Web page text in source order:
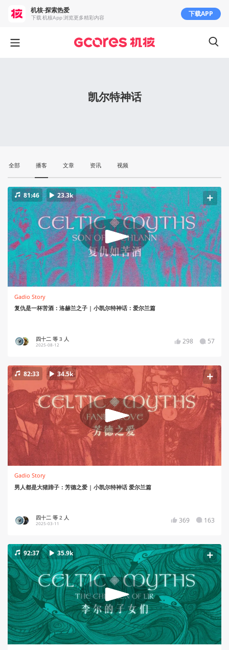
凯尔特神话
全部 播客 文章 资讯 视频
81:46 23.3k
Gadio Story
复仇是一杯苦酒：洛赫兰之子 | 小凯尔特神话：爱尔兰篇
四十二 等 3 人
2025-08-12 298 57
82:33 34.5k
Gadio Story
男人都是大猪蹄子：芳德之爱 | 小凯尔特神话 爱尔兰篇
四十二 等 2 人
2025-03-11 369 163
92:37 35.9k
机核-探索热爱
下载 机核App 浏览更多精彩内容 下载APP